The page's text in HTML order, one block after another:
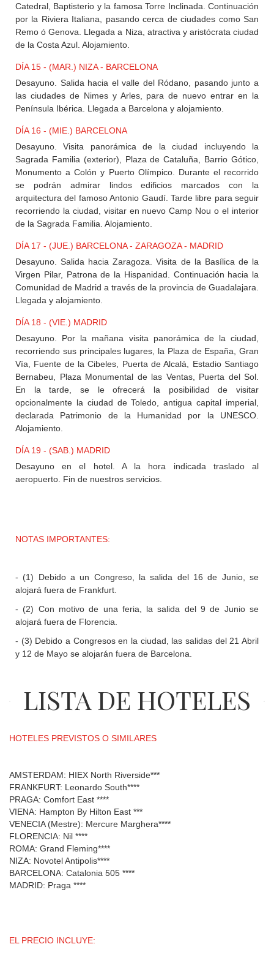
Catedral, Baptisterio y la famosa Torre Inclinada. Continuación
por la Riviera Italiana, pasando cerca de ciudades como San
Remo ó Genova. Llegada a Niza, atractiva y aristócrata ciudad
de la Costa Azul. Alojamiento.
DÍA 15 - (MAR.) NIZA - BARCELONA
Desayuno. Salida hacia el valle del Ródano, pasando junto a
las ciudades de Nimes y Arles, para de nuevo entrar en la
Península Ibérica. Llegada a Barcelona y alojamiento.
DÍA 16 - (MIE.) BARCELONA
Desayuno. Visita panorámica de la ciudad incluyendo la
Sagrada Familia (exterior), Plaza de Cataluña, Barrio Gótico,
Monumento a Colón y Puerto Olímpico. Durante el recorrido
se podrán admirar lindos edificios marcados con la
arquitectura del famoso Antonio Gaudí. Tarde libre para seguir
recorriendo la ciudad, visitar en nuevo Camp Nou o el interior
de la Sagrada Familia. Alojamiento.
DÍA 17 - (JUE.) BARCELONA - ZARAGOZA - MADRID
Desayuno. Salida hacia Zaragoza. Visita de la Basílica de la
Virgen Pilar, Patrona de la Hispanidad. Continuación hacia la
Comunidad de Madrid a través de la provincia de Guadalajara.
Llegada y alojamiento.
DÍA 18 - (VIE.) MADRID
Desayuno. Por la mañana visita panorámica de la ciudad,
recorriendo sus principales lugares, la Plaza de España, Gran
Vía, Fuente de la Cibeles, Puerta de Alcalá, Estadio Santiago
Bernabeu, Plaza Monumental de las Ventas, Puerta del Sol.
En la tarde, se le ofrecerá la posibilidad de visitar
opcionalmente la ciudad de Toledo, antigua capital imperial,
declarada Patrimonio de la Humanidad por la UNESCO.
Alojamiento.
DÍA 19 - (SAB.) MADRID
Desayuno en el hotel. A la hora indicada traslado al
aeropuerto. Fin de nuestros servicios.
NOTAS IMPORTANTES:
- (1) Debido a un Congreso, la salida del 16 de Junio, se
alojará fuera de Frankfurt.
- (2) Con motivo de una feria, la salida del 9 de Junio se
alojará fuera de Florencia.
- (3) Debido a Congresos en la ciudad, las salidas del 21 Abril
y 12 de Mayo se alojarán fuera de Barcelona.
LISTA DE HOTELES
HOTELES PREVISTOS O SIMILARES
AMSTERDAM: HIEX North Riverside***
FRANKFURT: Leonardo South****
PRAGA: Comfort East ****
VIENA: Hampton By Hilton East ***
VENECIA (Mestre): Mercure Marghera****
FLORENCIA: Nil ****
ROMA: Grand Fleming****
NIZA: Novotel Antipolis****
BARCELONA: Catalonia 505 ****
MADRID: Praga ****
EL PRECIO INCLUYE: